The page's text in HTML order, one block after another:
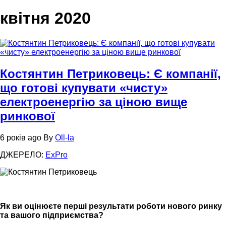
квітня 2020
Костянтин Петриковець: Є компанії,
що готові купувати «чисту»
електроенергію за ціною вище
ринкової
6 років ago By Oll-la
ДЖЕРЕЛО: ExPro
Як ви оцінюєте перші результати роботи нового ринку
та вашого підприємства?